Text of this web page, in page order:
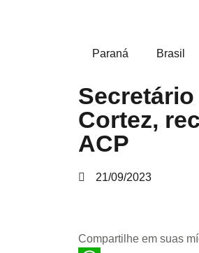
Paraná Brasil
Cortez,
ACP
21/09/2023
Compartilhe em suas